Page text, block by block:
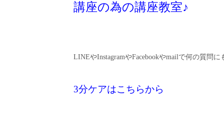
講座の為の講座教室♪
LINEやInstagramやFacebookやmailで何の質問
3分ケアはこちらから